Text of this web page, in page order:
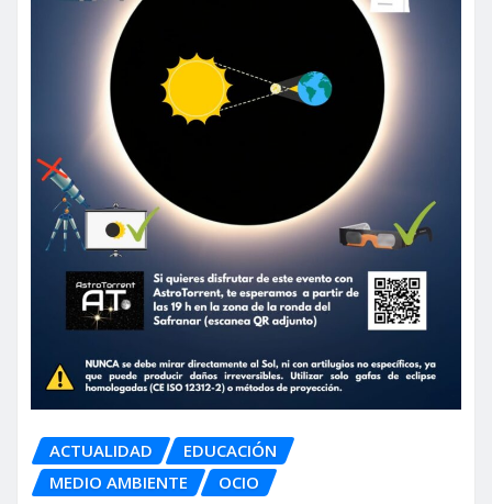
ACTUALIDAD
EDUCACIÓN
MEDIO AMBIENTE
OCIO